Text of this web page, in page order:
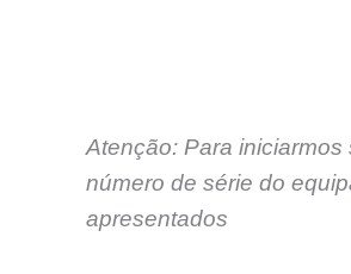
Atenção: Para
número de série do
apresentados